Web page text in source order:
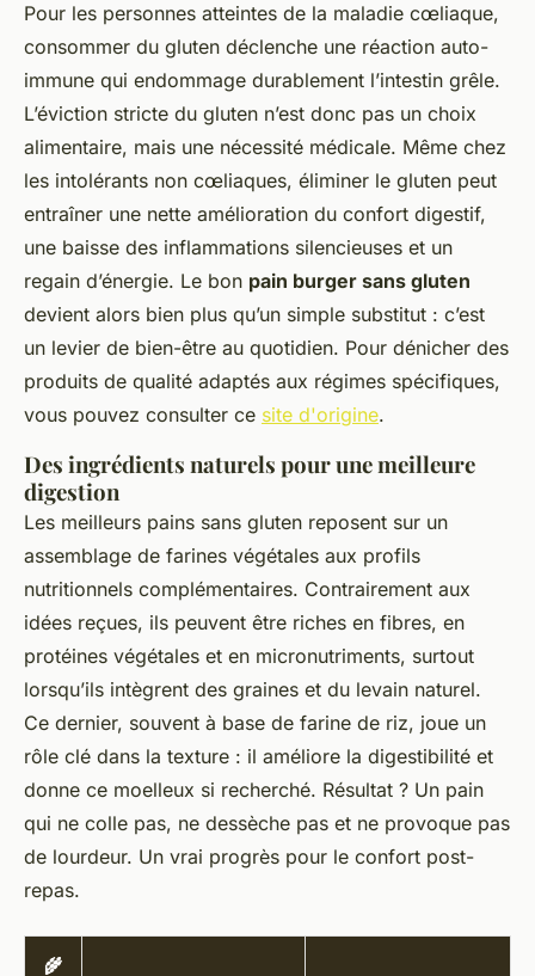
Pour les personnes atteintes de la maladie cœliaque,
consommer du gluten déclenche une réaction auto-
immune qui endommage durablement l’intestin grêle.
L’éviction stricte du gluten n’est donc pas un choix
alimentaire, mais une nécessité médicale. Même chez
les intolérants non cœliaques, éliminer le gluten peut
entraîner une nette amélioration du confort digestif,
une baisse des inflammations silencieuses et un
regain d’énergie. Le bon pain burger sans gluten
devient alors bien plus qu’un simple substitut : c’est
un levier de bien-être au quotidien. Pour dénicher des
produits de qualité adaptés aux régimes spécifiques,
vous pouvez consulter ce site d'origine.
Des ingrédients naturels pour une meilleure
digestion
Les meilleurs pains sans gluten reposent sur un
assemblage de farines végétales aux profils
nutritionnels complémentaires. Contrairement aux
idées reçues, ils peuvent être riches en fibres, en
protéines végétales et en micronutriments, surtout
lorsqu’ils intègrent des graines et du levain naturel.
Ce dernier, souvent à base de farine de riz, joue un
rôle clé dans la texture : il améliore la digestibilité et
donne ce moelleux si recherché. Résultat ? Un pain
qui ne colle pas, ne dessèche pas et ne provoque pas
de lourdeur. Un vrai progrès pour le confort post-
repas.
🌾